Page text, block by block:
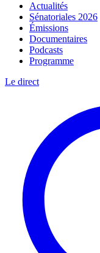
Actualités
Sénatoriales 2026
Émissions
Documentaires
Podcasts
Programme
Le direct